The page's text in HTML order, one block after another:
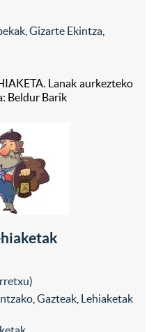
Gizarte Ekintza
Lanak aurkezteko
Beldur Barik
Gazteak Lehiaketak